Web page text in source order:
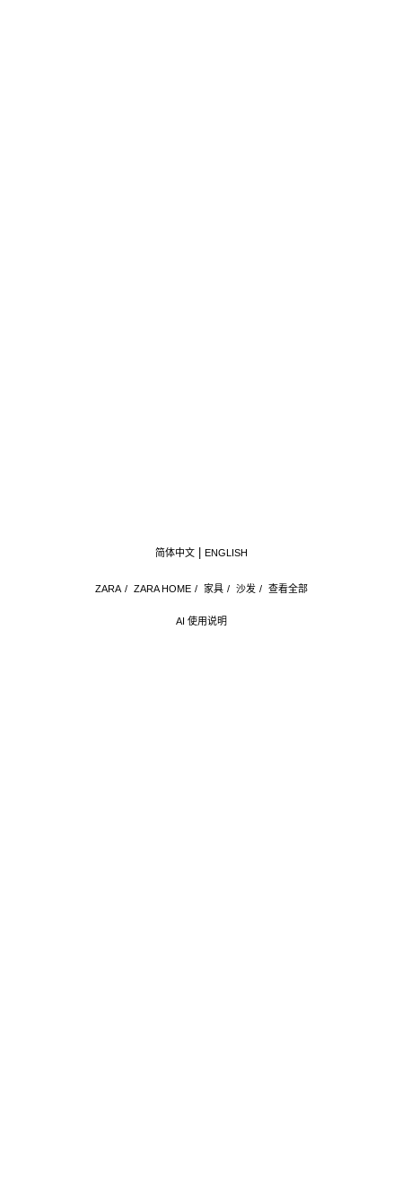
AI 使用说明
ZARA / ZARA HOME / 家具 / 沙发 / 查看全部
简体中文 ENGLISH